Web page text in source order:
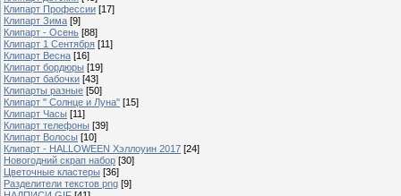
Клипарт Профессии [17]
Клипарт Зима [9]
Клипарт - Осень [88]
Клипарт 1 Сентября [11]
Клипарт Весна [16]
Клипарт бордюры [19]
Клипарт бабочки [43]
Клипарты разные [50]
Клипарт " Солнце и Луна" [15]
Клипарт Часы [11]
Клипарт телефоны [39]
Клипарт Волосы [10]
Клипарт - HALLOWEEN Хэллоуин 2017 [24]
Новогодний скрап набор [30]
Цветочные кластеры [36]
Разделители текстов png [9]